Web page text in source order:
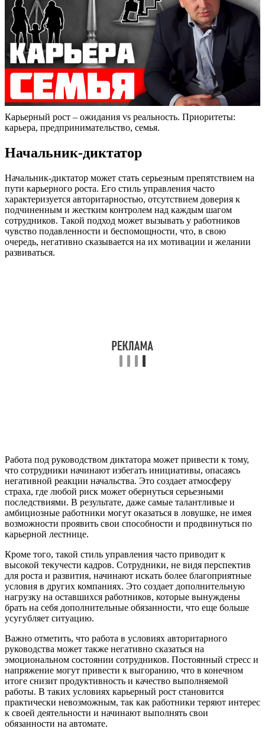
Карьерный рост – ожидания vs реальность. Приоритеты:
карьера, предпринимательство, семья.
Начальник-диктатор
Начальник-диктатор может стать серьезным препятствием на
пути карьерного роста. Его стиль управления часто
характеризуется авторитарностью, отсутствием доверия к
подчиненным и жестким контролем над каждым шагом
сотрудников. Такой подход может вызывать у работников
чувство подавленности и беспомощности, что, в свою
очередь, негативно сказывается на их мотивации и желании
развиваться.
Работа под руководством диктатора может привести к тому,
что сотрудники начинают избегать инициативы, опасаясь
негативной реакции начальства. Это создает атмосферу
страха, где любой риск может обернуться серьезными
последствиями. В результате, даже самые талантливые и
амбициозные работники могут оказаться в ловушке, не имея
возможности проявить свои способности и продвинуться по
карьерной лестнице.
Кроме того, такой стиль управления часто приводит к
высокой текучести кадров. Сотрудники, не видя перспектив
для роста и развития, начинают искать более благоприятные
условия в других компаниях. Это создает дополнительную
нагрузку на оставшихся работников, которые вынуждены
брать на себя дополнительные обязанности, что еще больше
усугубляет ситуацию.
Важно отметить, что работа в условиях авторитарного
руководства может также негативно сказаться на
эмоциональном состоянии сотрудников. Постоянный стресс и
напряжение могут привести к выгоранию, что в конечном
итоге снизит продуктивность и качество выполняемой
работы. В таких условиях карьерный рост становится
практически невозможным, так как работники теряют интерес
к своей деятельности и начинают выполнять свои
обязанности на автомате.